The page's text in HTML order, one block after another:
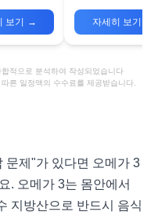
보기 → 자세히 보기
적으로 분석하여 작성되었습니다
른 일정액의 수수료를 제공받습니다.
문제"가 있다면 오메가 3
. 오메가 3는 몸안에서
지방산으로 반드시 음식